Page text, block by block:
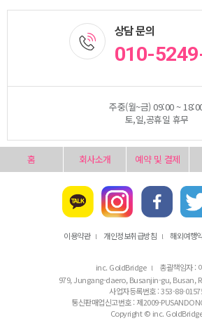
상담 문의
010-
주중(월~금) 09:00 ~
토,일,공휴일 휴무
홈 회사소개 예약 및 결제
이용약관 l 개인정보취급방침 l 해외여행
inc. GoldBridge l
총괄책임자 :
979, Jungang-daero, Busanjin-gu, Busan,
사업자등록번호 : 353-88-
통신판매업신고번호 : 제2009-
Copyright © inc.